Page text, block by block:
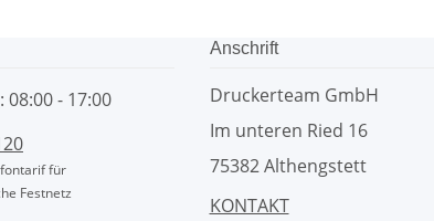
- 17:00
für
Festnetz
Anschrift
Druckerteam GmbH
Im unteren Ried 16
75382 Althengstett
KONTAKT